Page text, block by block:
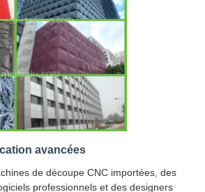
avancées
de découpe CNC importées, des
professionnels et des designers